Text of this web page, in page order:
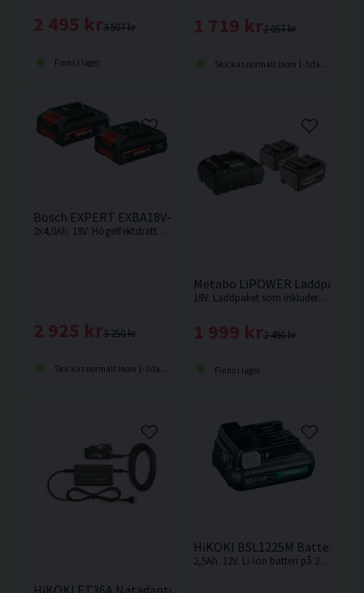
3 507 kr
2 495 kr
Finns i lager
2 057 kr
1 719 kr
Skickas normalt inom 1-3 dagar
Bosch EXPERT EXBA18V-40 Batteripaket 2x18V (4,0Ah)
2x4,0Ah. 18V. Högeffektsbatteri från Bosch med upp till 2 000 W maximal effekt för krävande användningsområden.
3 250 kr
2 925 kr
Skickas normalt inom 1-3 dagar
Metabo LiPOWER Laddpaket
18V. Laddpaket som inkluderar 2st 4,0Ah batterier samt laddare.
2 490 kr
1 999 kr
Finns i lager
HiKOKI BSL1225M Batteri 12V
2,5Ah. 12V. Li-Ion batteri på 2,5Ah för 12V Sladdlösa Hikoki maskiner med Slide batterifäste.